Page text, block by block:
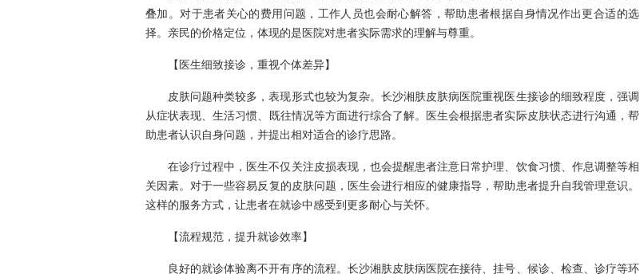
叠加。对于患者关心的费用问题，工作人员也会耐心解答，帮助患者根据自身情况作出更合适的选
择。亲民的价格定位，体现的是医院对患者实际需求的理解与尊重。
【医生细致接诊，重视个体差异】
皮肤问题种类较多，表现形式也较为复杂。长沙湘肤皮肤病医院重视医生接诊的细致程度，强调
从症状表现、生活习惯、既往情况等方面进行综合了解。医生会根据患者实际皮肤状态进行沟通，帮
助患者认识自身问题，并提出相对适合的诊疗思路。
在诊疗过程中，医生不仅关注皮损表现，也会提醒患者注意日常护理、饮食习惯、作息调整等相
关因素。对于一些容易反复的皮肤问题，医生会进行相应的健康指导，帮助患者提升自我管理意识。
这样的服务方式，让患者在就诊中感受到更多耐心与关怀。
【流程规范，提升就诊效率】
良好的就诊体验离不开有序的流程。长沙湘肤皮肤病医院在接待、挂号、候诊、检查、诊疗等环